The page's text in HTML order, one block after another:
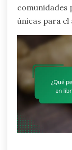
comunidades
únicas para el